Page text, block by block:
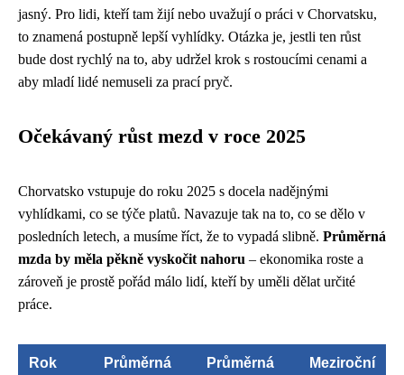
jasný. Pro lidi, kteří tam žijí nebo uvažují o práci v Chorvatsku,
to znamená postupně lepší vyhlídky. Otázka je, jestli ten růst
bude dost rychlý na to, aby udržel krok s rostoucími cenami a
aby mladí lidé nemuseli za prací pryč.
Očekávaný růst mezd v roce 2025
Chorvatsko vstupuje do roku 2025 s docela nadějnými
vyhlídkami, co se týče platů. Navazuje tak na to, co se dělo v
posledních letech, a musíme říct, že to vypadá slibně. Průměrná
mzda by měla pěkně vyskočit nahoru – ekonomika roste a
zároveň je prostě pořád málo lidí, kteří by uměli dělat určité
práce.
Rok
Průměrná
Průměrná
Meziroční